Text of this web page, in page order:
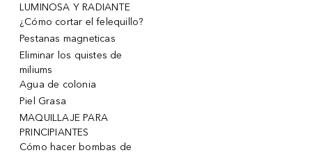
LUMINOSA Y RADIANTE
¿Cómo cortar el felequillo?
Pestanas magneticas
Eliminar los quistes de
miliums
Agua de colonia
Piel Grasa
MAQUILLAJE PARA
PRINCIPIANTES
Cómo hacer bombas de